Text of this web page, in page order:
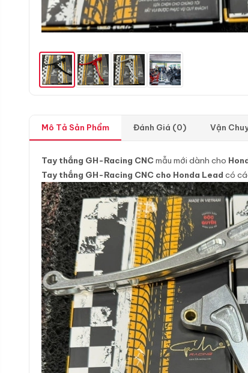
Mô Tả Sản Phẩm Đánh Giá (0) Vận
Tay thắng GH-Racing CNCmẫu mới dành cho
Tay thắng GH-Racing CNC cho Honda Lead có